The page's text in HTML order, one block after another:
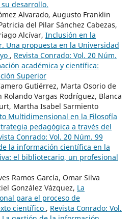
desarrollo.
Alvarado, Augusto Franklin
del Pilar Sánchez Cabezas,
Alcívar, Inclusión en la
Una propuesta en la Universidad
, Revista Conrado: Vol. 20 Núm.
académica y científica:
Superior
Gutiérrez, Marta Osorio de
Rolando Vargas Rodríguez, Blanca
Martha Isabel Sarmiento
Multidimensional en la Filosofía
pedagógica a través del
Conrado: Vol. 20 Núm. 99
la información científica en la
el bibliotecario, un profesional
Ramos García, Omar Silva
González Vázquez, La
para el proceso de
científico , Revista Conrado: Vol.